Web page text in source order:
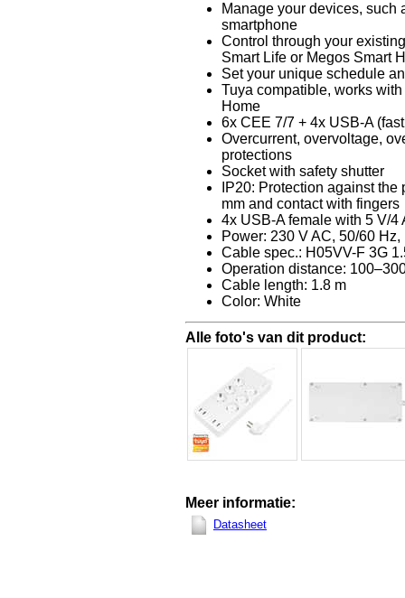
Manage your devices, such
smartphone
Control through your
Smart Life or Megos Smart
Set your unique schedule
Tuya compatible, works
Home
6x CEE 7/7 + 4x USB-A
Overcurrent, overvoltage,
protections
Socket with safety shutter
IP20: Protection against
mm and contact with fingers
4x USB-A female with 5 V/4
Power: 230 V AC, 50/60 Hz,
Cable spec.: H05VV-F 3G
Operation distance:
Cable length: 1.8 m
Color: White
Alle foto's van dit product:
Meer informatie:
Datasheet